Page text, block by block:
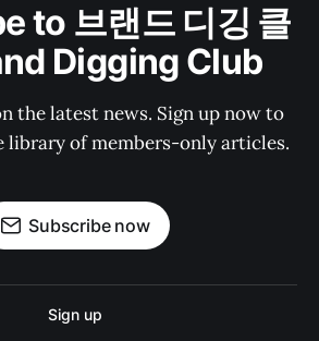
to 브랜드 디깅 클
Digging Club
the latest news. Sign up now to
library of members-only articles.
Subscribe now
Sign up